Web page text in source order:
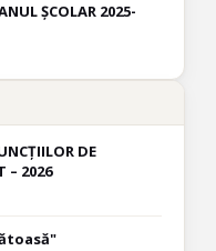
ȘCOLAR 2025-
DE
– 2026